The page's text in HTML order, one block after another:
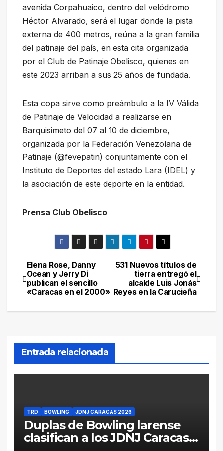
avenida Corpahuaico, dentro del velódromo
Héctor Alvarado, será el lugar donde la pista
externa de 400 metros, reúna a la gran familia
del patinaje del país, en esta cita organizada
por el Club de Patinaje Obelisco, quienes en
este 2023 arriban a sus 25 años de fundada.
Esta copa sirve como preámbulo a la IV Válida
de Patinaje de Velocidad a realizarse en
Barquisimeto del 07 al 10 de diciembre,
organizada por la Federación Venezolana de
Patinaje (@fevepatin) conjuntamente con el
Instituto de Deportes del estado Lara (IDEL) y
la asociación de este deporte en la entidad.
Prensa Club Obelisco
Navegación
de
entradas
531 Nuevos títulos de
tierra entregó el
alcalde Luis Jonás
Reyes en la Carucieña
Elena Rose, Danny
Ocean y Jerry Di
publican el sencillo
«Caracas en el 2000»
Entrada relacionada
TRD BOWLING JDNJ CARACAS 2026
Duplas de Bowling larense
clasifican a los JDNJ Caracas